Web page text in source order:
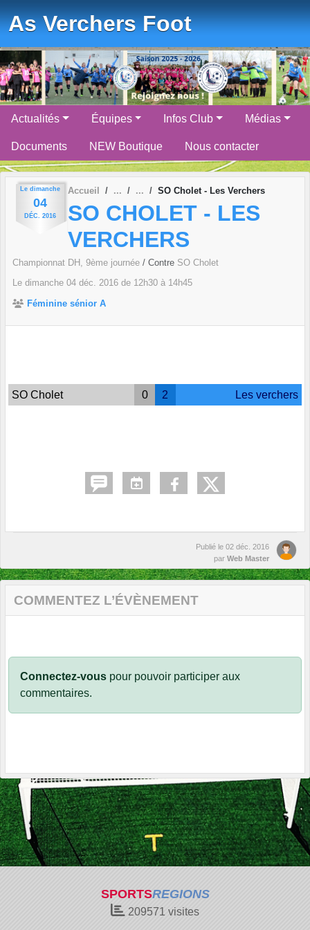
As Verchers Foot
Actualités Équipes Infos Club Médias
Documents NEW Boutique Nous contacter
Le dimanche
04
DÉC. 2016
Accueil SO Cholet - Les Verchers
SO CHOLET - LES
VERCHERS
Championnat DH, 9ème journée / Contre SO Cholet
Le dimanche 04 déc. 2016 de 12h30 à 14h45
Féminine sénior A
SO Cholet 0 2 Les verchers
Publié le 02 déc. 2016
par Web Master
COMMENTEZ L’ÉVÈNEMENT
Connectez-vous pour pouvoir participer aux
commentaires.
SPORTSREGIONS
209571 visites